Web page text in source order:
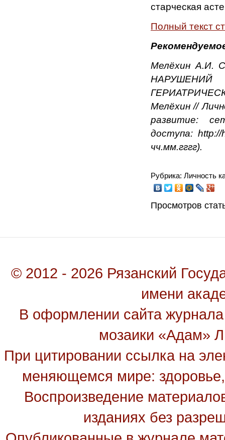
старческая
Полный текст
Мелёхин А.И.
Мелёхин //
развитие:
доступа: http://
чч.мм.гггг).
Рубрика: Личность
Просмотров
© 2012 - 2026 Рязанский
имени
В оформлении сайта
мозаики «Адам»
При цитировании ссылка на
меняющемся мире: здоровье,
Воспроизведение
изданиях без